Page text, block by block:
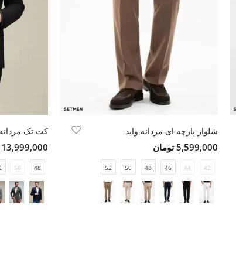
شلوار پارچه ای مردانه واید
5,599,000 تومان
42
44
46
48
50
52
کت تک مردانه
13,999,000 تومان
48
50